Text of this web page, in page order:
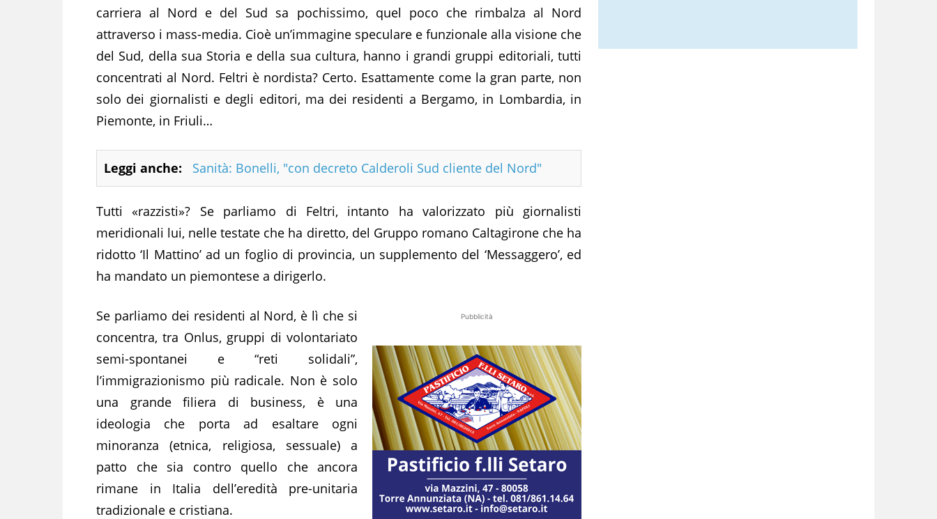
carriera al Nord e del Sud sa pochissimo, quel poco che rimbalza al Nord
attraverso i mass-media. Cioè un’immagine speculare e funzionale alla visione che
del Sud, della sua Storia e della sua cultura, hanno i grandi gruppi editoriali, tutti
concentrati al Nord. Feltri è nordista? Certo. Esattamente come la gran parte, non
solo dei giornalisti e degli editori, ma dei residenti a Bergamo, in Lombardia, in
Piemonte, in Friuli…
Leggi anche: Sanità: Bonelli, "con decreto Calderoli Sud cliente del Nord"
Tutti «razzisti»? Se parliamo di Feltri, intanto ha valorizzato più giornalisti
meridionali lui, nelle testate che ha diretto, del Gruppo romano Caltagirone che ha
ridotto ‘Il Mattino’ ad un foglio di provincia, un supplemento del ‘Messaggero’, ed
ha mandato un piemontese a dirigerlo.
Pubblicità
Se parliamo dei residenti al Nord, è lì che si
concentra, tra Onlus, gruppi di volontariato
semi-spontanei e “reti solidali”,
l’immigrazionismo più radicale. Non è solo
una grande filiera di business, è una
ideologia che porta ad esaltare ogni
minoranza (etnica, religiosa, sessuale) a
patto che sia contro quello che ancora
rimane in Italia dell’eredità pre-unitaria
tradizionale e cristiana.